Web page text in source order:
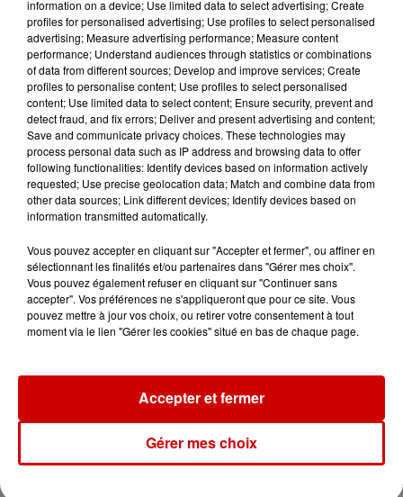
7 août 2026
Éclipse solaire : découvrez les
meilleurs spots d'observation
du...
7 août 2026
À LA UNE : professeur
condamné, repreneurs pour
Duralex et la...
Jeux Voir plus
festival Marché Gourmand 2026
à Coulon !
information on a device; Use limited data to select advertising; Create
profiles for personalised advertising; Use profiles to select personalised
advertising; Measure advertising performance; Measure content
performance; Understand audiences through statistics or combinations
of data from different sources; Develop and improve services; Create
profiles to personalise content; Use profiles to select personalised
content; Use limited data to select content; Ensure security, prevent and
detect fraud, and fix errors; Deliver and present advertising and content;
Save and communicate privacy choices. These technologies may
process personal data such as IP address and browsing data to offer
following functionalities: Identify devices based on information actively
requested; Use precise geolocation data; Match and combine data from
other data sources; Link different devices; Identify devices based on
information transmitted automatically.
Vous pouvez accepter en cliquant sur "Accepter et fermer", ou affiner en
sélectionnant les finalités et/ou partenaires dans "Gérer mes choix".
Vous pouvez également refuser en cliquant sur "Continuer sans
accepter". Vos préférences ne s'appliqueront que pour ce site. Vous
pouvez mettre à jour vos choix, ou retirer votre consentement à tout
moment via le lien "Gérer les cookies" situé en bas de chaque page.
Gérer mes choix
Accepter et fermer